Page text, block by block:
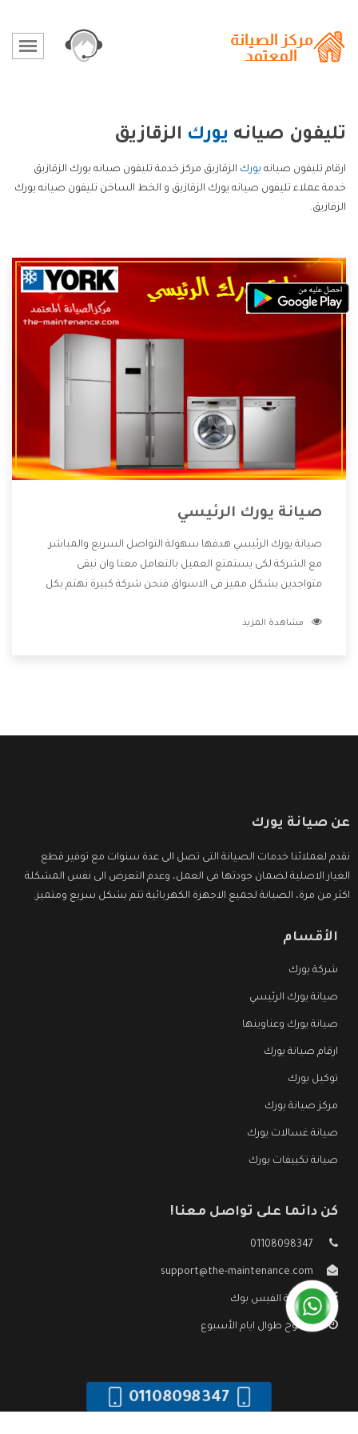
تليفون صيانه يورك الزقازيق
ارقام تليفون صيانه يورك الزقازيق مركز خدمة تليفون صيانه يورك الزقازيق
خدمة عملاء تليفون صيانه يورك الزقازيق و الخط الساخن تليفون صيانه يورك
الزقازيق.
صيانة يورك الرئيسي
صيانة يورك الرئيسي هدفها سهولة التواصل السريع والمباشر
مع الشركة لكى يستمتع العميل بالتعامل معنا وان نبقى
متواجدين بشكل مميز فى الاسواق فنحن شركة كبيرة نهتم بكل
الشركة بها والتى تكون منها خدمة الصيانة التى تكون من أهم
مشاهدة المزيد
عن صيانة يورك
نقدم لعملائنا خدمات الصيانة التى تصل الى عدة سنوات مع توفير قطع
الغيار الاصلية لضمان جودتها فى العمل، وعدم التعرض الى نفس المشكلة
اكثر من مرة، الصيانة لجميع الاجهزة الكهربائية تتم بشكل سريع ومتميز.
الأقسام
شركة يورك
صيانة يورك الرئيسي
صيانة يورك وعناوينها
ارقام صيانة يورك
توكيل يورك
مركز صيانة يورك
صيانة غسالات يورك
صيانة تكييفات يورك
كن دائما على تواصل معنا!
01108098347
support@the-maintenance.com
صفحة الفيس بوك
مفتوح طوال ايام الأسبوع
01108098347